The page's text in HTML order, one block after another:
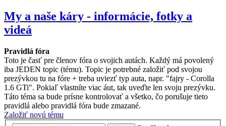
My a naše káry - informácie, fotky a
videá
Pravidlá fóra
Toto je časť pre členov fóra o svojich autách. Každý má povolený
iba JEDEN topic (tému). Topic je potrebné založiť pod svojou
prezývkou tu na fóre + treba uviezť typ auta, napr. "fajry - Corolla
1.6 GTi". Pokiaľ vlastníte viac áut, tak uveďte len svoju prezývku.
Táto téma sa bude prísne kontrolovať a všetko, čo porušuje tieto
pravidlá alebo pravidlá fóra bude zmazané.
Založiť novú tému